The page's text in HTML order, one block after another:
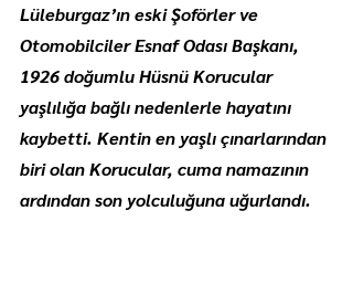
Lüleburgaz’ın eski Şoförler ve
Otomobilciler Esnaf Odası Başkanı,
1926 doğumlu Hüsnü Korucular
yaşlılığa bağlı nedenlerle hayatını
kaybetti. Kentin en yaşlı çınarlarından
biri olan Korucular, cuma namazının
ardından son yolculuğuna uğurlandı.